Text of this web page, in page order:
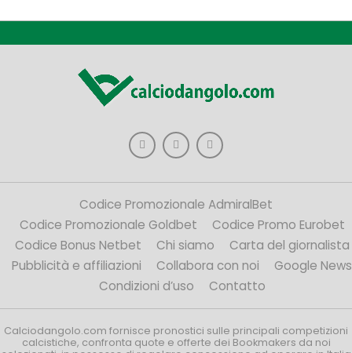
Codice Promozionale AdmiralBet
Codice Promozionale Goldbet
Codice Promo Eurobet
Codice Bonus Netbet
Chi siamo
Carta del giornalista
Pubblicità e affiliazioni
Collabora con noi
Google News
Condizioni d’uso
Contatto
Calciodangolo.com fornisce pronostici sulle principali competizioni
calcistiche, confronta quote e offerte dei Bookmakers da noi